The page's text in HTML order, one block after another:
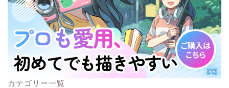
カテゴリー一覧